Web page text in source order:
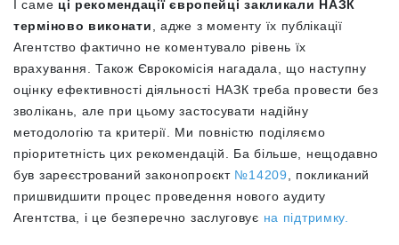
І саме ці рекомендації європейці закликали НАЗК
терміново виконати
, адже з моменту їх публікації
Агентство фактично не коментувало рівень їх
врахування. Також Єврокомісія нагадала, що наступну
оцінку ефективності діяльності НАЗК треба провести без
зволікань, але при цьому застосувати надійну
методологію та критерії. Ми повністю поділяємо
пріоритетність цих рекомендацій. Ба більше, нещодавно
був зареєстрований законопроєкт №14209
, покликаний
пришвидшити процес проведення нового аудиту
Агентства, і це безперечно заслуговує на підтримку.